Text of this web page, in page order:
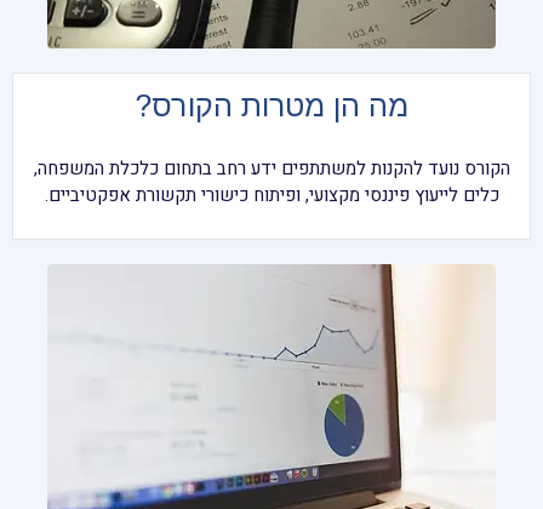
מה הן מטרות הקורס?
הקורס נועד להקנות למשתתפים ידע רחב בתחום כלכלת המשפחה,
כלים לייעוץ פיננסי מקצועי, ופיתוח כישורי תקשורת אפקטיביים.